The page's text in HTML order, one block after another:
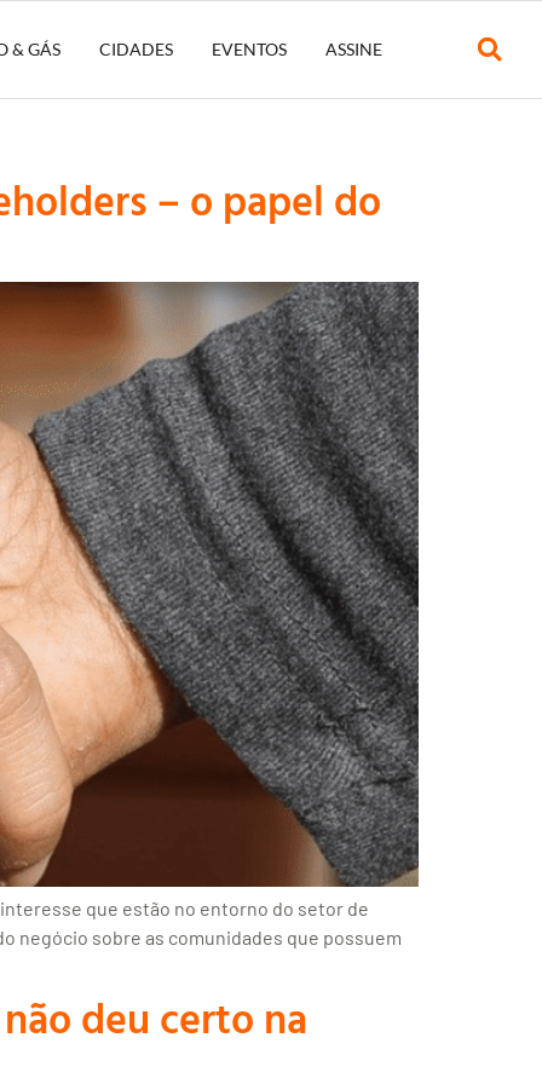
& GÁS CIDADES EVENTOS ASSINE
– o papel do
que estão no entorno do setor de
negócio sobre as comunidades que possuem
deu certo na